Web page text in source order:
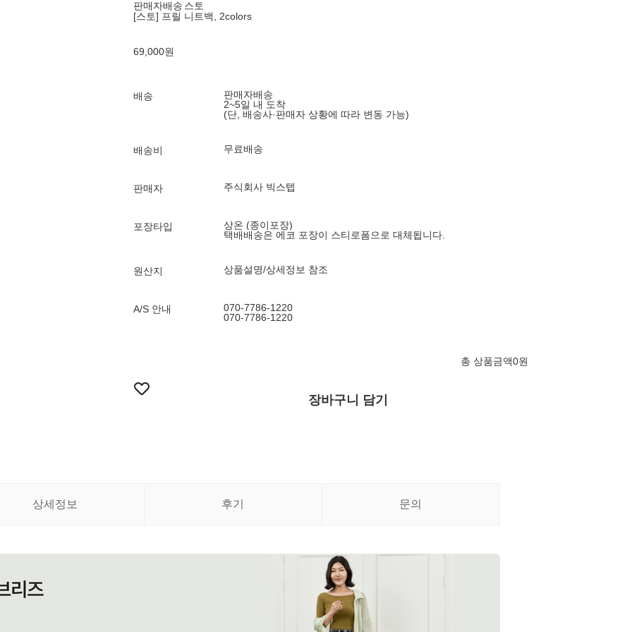
판매자배송 스토
[스토] 프릴 니트백, 2colors
69,000원
배송
판매자배송
2~5일 내 도착
(단, 배송사·판매자 상황에 따라 변동 가능)
배송비 무료배송
판매자 주식회사 빅스텝
포장타입
상온 (종이포장)
택배배송은 에코 포장이 스티로폼으로 대체됩니다.
원산지 상품설명/상세정보 참조
A/S 안내
070-7786-1220
070-7786-1220
총 상품금액0원
장바구니 담기
상세정보 후기 문의